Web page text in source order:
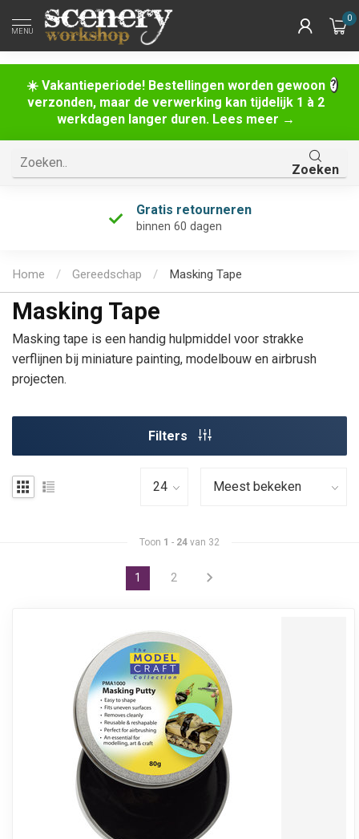
☀️ Vakantieperiode! Bestellingen worden gewoon
verzonden, maar de verwerking kan tijdelijk 1 à 2
werkdagen langer duren. Lees meer →
MENU
0
Zoeken
Uniek assortiment
én de grootste van Nederland!
Home / Gereedschap / Masking Tape
Masking Tape
Masking tape is een handig hulpmiddel voor strakke
verflijnen bij miniature painting, modelbouw en airbrush
projecten.
Filters
Toon 1 - 24 van 32
1 2